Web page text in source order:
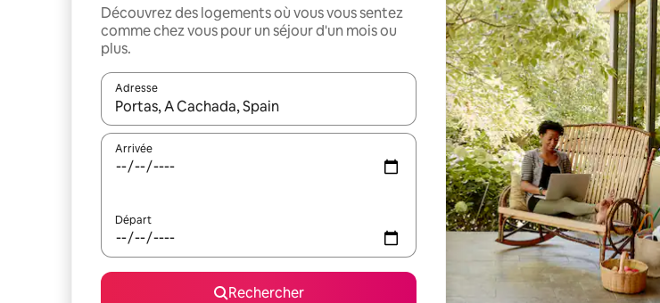
Découvrez des logements où vous vous sentez
comme chez vous pour un séjour d'un mois ou
plus.
Adresse
Lorsque les résultats s'affichent, utilisez les flèches vers le haut et vers le bas pour les
Arrivée
Départ
Rechercher